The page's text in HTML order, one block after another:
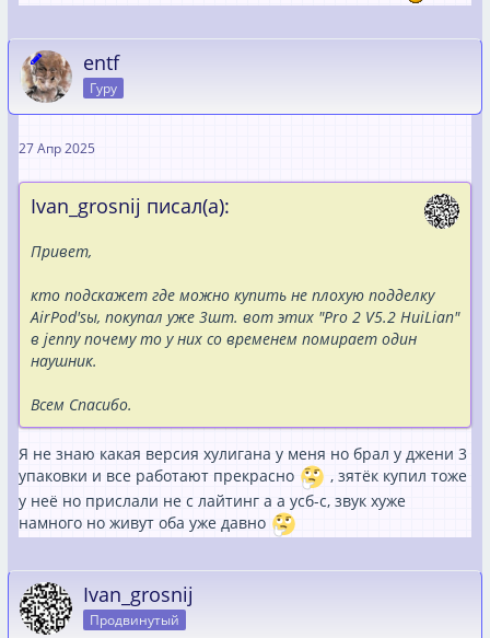
entf
Гуру
27 Апр 2025
Ivan_grosnij писал(а):
Привет,
кто подскажет где можно купить не плохую подделку
AirPod'sы, покупал уже 3шт. вот этих "Pro 2 V5.2 HuiLian"
в jenny почему то у них со временем помирает один
наушник.
Всем Спасибо.
Я не знаю какая версия хулигана у меня но брал у джени 3
упаковки и все работают прекрасно
, зятёк купил тоже
у неё но прислали не с лайтинг а а усб-с, звук хуже
намного но живут оба уже давно
Ivan_grosnij
Продвинутый